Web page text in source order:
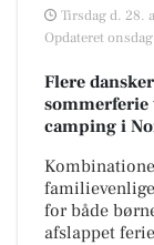
Tirsdag d. 28.
Opdateret
Flere
sommerferie
camping i
for både
afslappet